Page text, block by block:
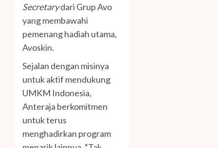
Secretarydari Grup Avo
yang membawahi
pemenang hadiah utama,
Avoskin.
Sejalan dengan misinya
untuk aktif mendukung
UMKM Indonesia,
Anteraja berkomitmen
untuk terus
menghadirkan program